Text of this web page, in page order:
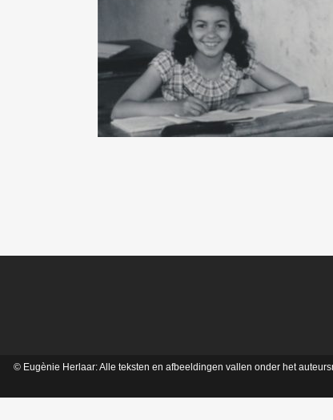
© Eugènie Herlaar: Alle teksten en afbeeldingen vallen onder het